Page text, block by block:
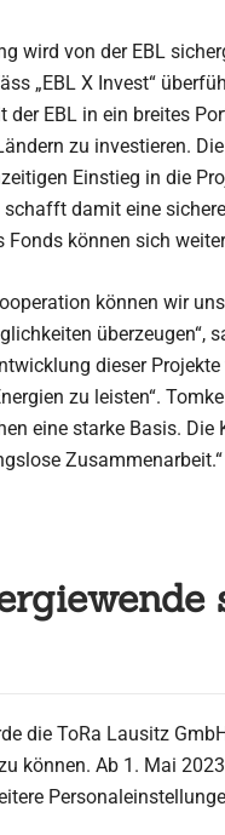
wird von der EBL
„EBL X Invest“
der EBL in ein breites
zu investieren.
Einstieg in die
schafft damit eine
Fonds können sich
können wir
überzeugen“,
dieser
zu leisten“.
eine starke Basis.
Zusammenarbeit.“
die ToRa Lausitz
können. Ab 1. Mai